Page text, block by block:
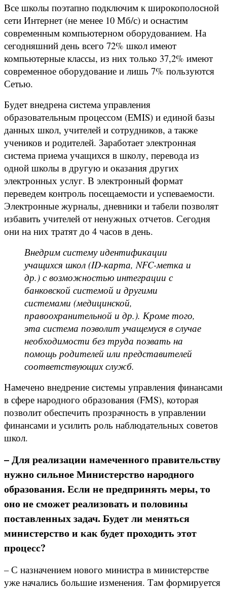
Все школы поэтапно подключим к широкополосной
сети Интернет (не менее 10 Мб/с) и оснастим
современным компьютерном оборудованием. На
сегодняшний день всего 72% школ имеют
компьютерные классы, из них только 37,2% имеют
современное оборудование и лишь 7% пользуются
Сетью.
Будет внедрена система управления
образовательным процессом (EMIS) и единой базы
данных школ, учителей и сотрудников, а также
учеников и родителей. Заработает электронная
система приема учащихся в школу, перевода из
одной школы в другую и оказания других
электронных услуг. В электронный формат
переведем контроль посещаемости и успеваемости.
Электронные журналы, дневники и табели позволят
избавить учителей от ненужных отчетов. Сегодня
они на них тратят до 4 часов в день.
Внедрим систему идентификации
учащихся школ (ID-карта, NFC-метка и
др.) с возможностью интеграции с
банковской системой и другими
системами (медицинской,
правоохранительной и др.). Кроме того,
эта система позволит учащемуся в случае
необходимости без труда позвать на
помощь родителей или представителей
соответствующих служб.
Намечено внедрение системы управления финансами
в сфере народного образования (FMS), которая
позволит обеспечить прозрачность в управлении
финансами и усилить роль наблюдательных советов
школ.
– Для реализации намеченного правительству
нужно сильное Министерство народного
образования. Если не предпринять меры, то
оно не сможет реализовать и половины
поставленных задач. Будет ли меняться
министерство и как будет проходить этот
процесс?
– С назначением нового министра в министерстве
уже начались большие изменения. Там формируется